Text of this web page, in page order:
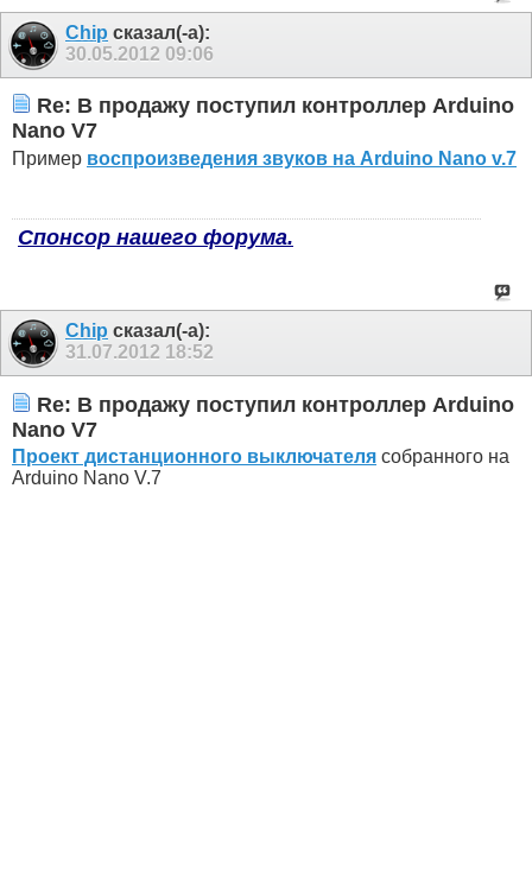
Chip сказал(-а):
30.05.2012 09:06
Re: В продажу поступил контроллер Arduino
Nano V7
Пример воспроизведения звуков на Arduino Nano v.7
Спонсор нашего форума.
Chip сказал(-а):
31.07.2012 18:52
Re: В продажу поступил контроллер Arduino
Nano V7
Проект дистанционного выключателя собранного на
Arduino Nano V.7